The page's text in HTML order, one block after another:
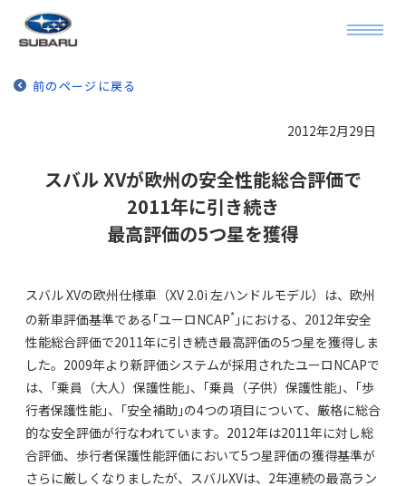
前のページに戻る
2012年2月29日
スバル XVが欧州の安全性能総合評価で
2011年に引き続き
最高評価の5つ星を獲得
スバル XVの欧州仕様車（XV 2.0i 左ハンドルモデル）は、欧州
の新車評価基準である｢ユーロNCAP* ｣における、2012年安全
性能総合評価で2011年に引き続き最高評価の5つ星を獲得しま
した。2009年より新評価システムが採用されたユーロNCAPで
は、｢乗員（大人）保護性能｣、｢乗員（子供）保護性能｣、｢歩
行者保護性能｣、｢安全補助｣の4つの項目について、厳格に総合
的な安全評価が行なわれています。2012年は2011年に対し総
合評価、歩行者保護性能評価において5つ星評価の獲得基準が
さらに厳しくなりましたが、スバルXVは、2年連続の最高ラン